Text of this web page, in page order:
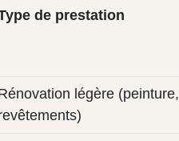
de prestation
légère (peinture,